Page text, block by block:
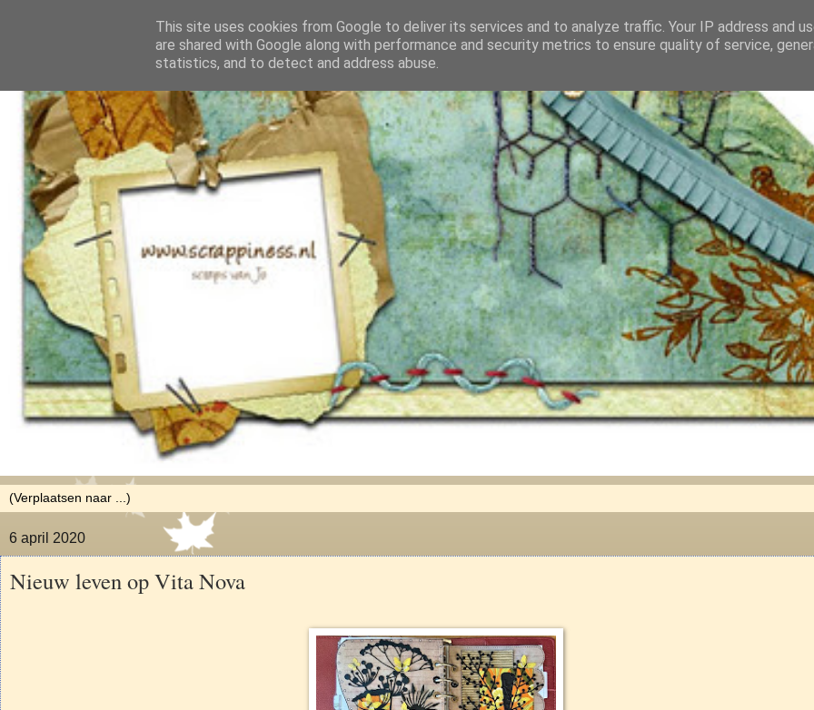
6 april 2020
Nieuw leven op Vita Nova
This site uses cookies from Google to deliver its services and to analyze traffic. Your IP address and
are shared with Google along with performance and security metrics to ensure quality of service,
statistics, and to detect and address abuse.